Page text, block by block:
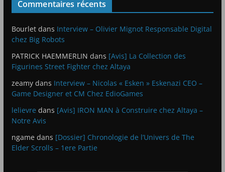
Commentaires récents
Bourletdans Interview – Olivier Mignot Responsable Digital
chez Big Robots
PATRICK HAEMMERLIN dans [Avis] La Collection des
Figurines Street Fighter chez Altaya
zeamydans Interview – Nicolas « Esken » Eskenazi CEO –
Game Designer et CM Chez EdioGames
lelievre dans [Avis] IRON MAN à Construire chez Altaya –
Notre Avis
ngame dans [Dossier] Chronologie de l’Univers de The
Elder Scrolls – 1ere Partie